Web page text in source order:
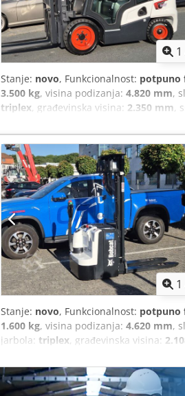
1
Stanje: novo, Funkcionalnost: potpuno
3.500 kg, visina podizanja: 4.820 mm,
triplex, građevinska visina: 2.350 mm,
1.290 mm,
1
Stanje: novo, Funkcionalnost: potpuno
1.600 kg, visina podizanja: 4.620 mm,
jarbola: triplex, građevinska visina: